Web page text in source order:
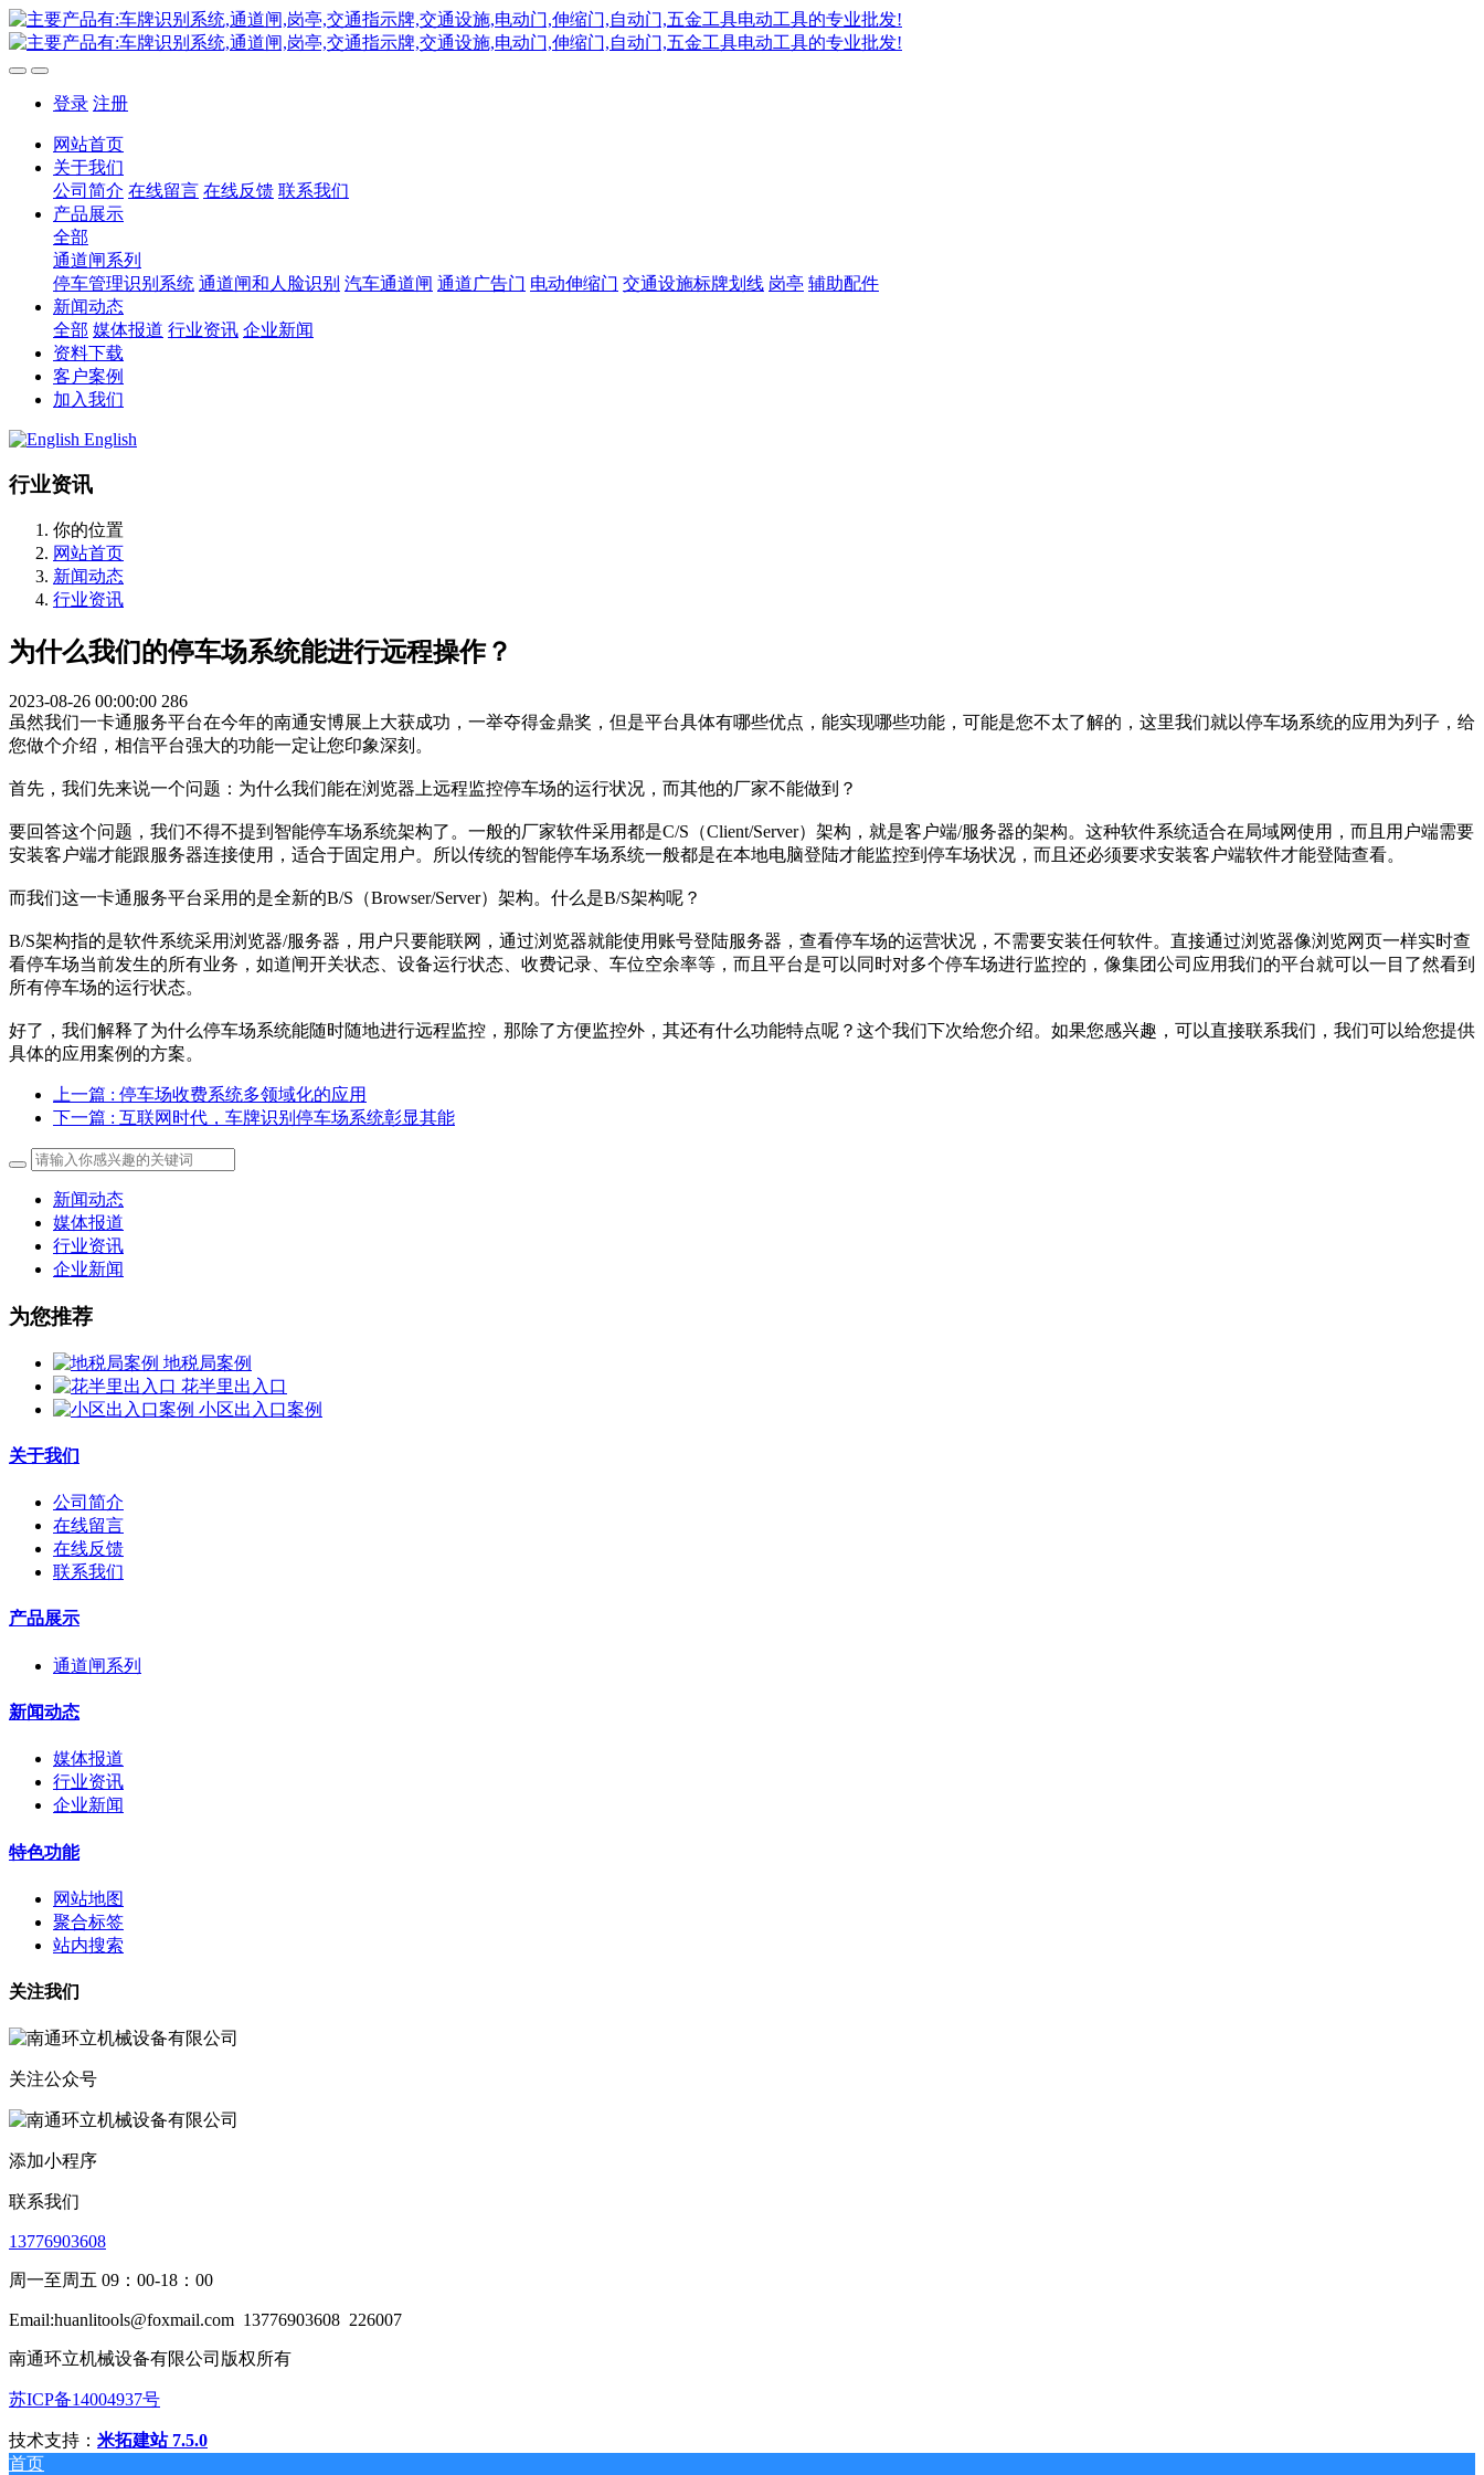
登录 注册
网站首页
关于我们
公司简介 在线留言 在线反馈 联系我们
产品展示
全部
通道闸系列
停车管理识别系统 通道闸和人脸识别 汽车通道闸 通道广告门 电动伸缩门 交通设施标牌划线 岗亭 辅助配件
新闻动态
全部 媒体报道 行业资讯 企业新闻
资料下载
客户案例
加入我们
English
行业资讯
你的位置
网站首页
新闻动态
行业资讯
为什么我们的停车场系统能进行远程操作？
2023-08-26 00:00:00 286
虽然我们一卡通服务平台在今年的南通安博展上大获成功，一举夺得金鼎奖，但是平台具体有哪些优点，能实现哪些功能，可能是您不太了解的，这里我们就以停车场系统的应用为列子，给
您做个介绍，相信平台强大的功能一定让您印象深刻。
首先，我们先来说一个问题：为什么我们能在浏览器上远程监控停车场的运行状况，而其他的厂家不能做到？
要回答这个问题，我们不得不提到智能停车场系统架构了。一般的厂家软件采用都是C/S（Client/Server）架构，就是客户端/服务器的架构。这种软件系统适合在局域网使用，而且用户端需要
安装客户端才能跟服务器连接使用，适合于固定用户。所以传统的智能停车场系统一般都是在本地电脑登陆才能监控到停车场状况，而且还必须要求安装客户端软件才能登陆查看。
而我们这一卡通服务平台采用的是全新的B/S（Browser/Server）架构。什么是B/S架构呢？
B/S架构指的是软件系统采用浏览器/服务器，用户只要能联网，通过浏览器就能使用账号登陆服务器，查看停车场的运营状况，不需要安装任何软件。直接通过浏览器像浏览网页一样实时查
看停车场当前发生的所有业务，如道闸开关状态、设备运行状态、收费记录、车位空余率等，而且平台是可以同时对多个停车场进行监控的，像集团公司应用我们的平台就可以一目了然看到
所有停车场的运行状态。
好了，我们解释了为什么停车场系统能随时随地进行远程监控，那除了方便监控外，其还有什么功能特点呢？这个我们下次给您介绍。如果您感兴趣，可以直接联系我们，我们可以给您提供
具体的应用案例的方案。
上一篇 : 停车场收费系统多领域化的应用
下一篇 : 互联网时代，车牌识别停车场系统彰显其能
新闻动态
媒体报道
行业资讯
企业新闻
为您推荐
地税局案例
花半里出入口
小区出入口案例
关于我们
公司简介
在线留言
在线反馈
联系我们
产品展示
通道闸系列
新闻动态
媒体报道
行业资讯
企业新闻
特色功能
网站地图
聚合标签
站内搜索
关注我们
关注公众号
添加小程序
联系我们
13776903608
周一至周五 09：00-18：00
Email:huanlitools@foxmail.com 13776903608 226007
南通环立机械设备有限公司版权所有
苏ICP备14004937号
技术支持： 米拓建站 7.5.0
首页